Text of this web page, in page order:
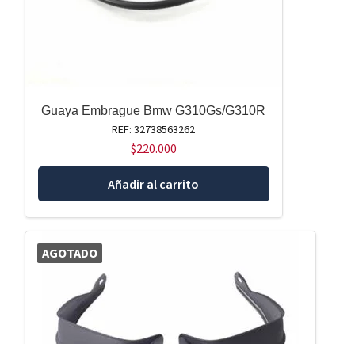
Guaya Embrague Bmw G310Gs/G310R
REF: 32738563262
$220.000
Añadir al carrito
AGOTADO